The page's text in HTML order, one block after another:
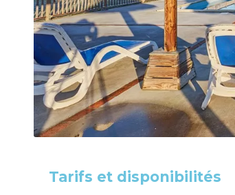
Tarifs et disponibilités